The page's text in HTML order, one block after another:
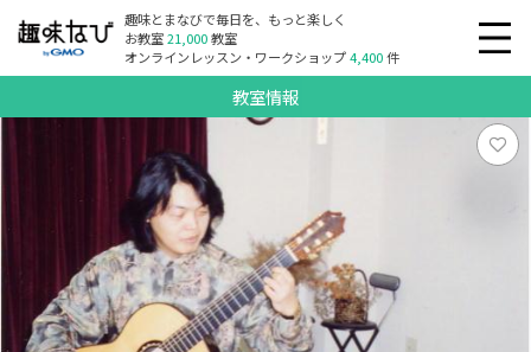
趣味とまなびで毎日を、もっと楽しく
お教室21,000教室
オンラインレッスン・ワークショップ4,400件
教室情報